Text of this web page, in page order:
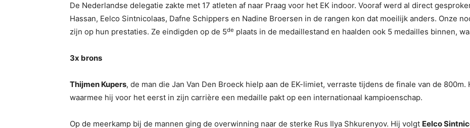
De Nederlandse delegatie zakte met 17 atleten af naar Praag voor het EK indoor. Vooraf werd al direct
Hassan, Eelco Sintnicolaas, Dafne Schippers en Nadine Broersen in de rangen kon dat moeilijk anders. Onze
zijn op hun prestaties. Ze eindigden op de 5de plaats in de medaillestand en haalden ook 5 medailles binnen,
3x brons
Thijmen Kupers, de man die Jan Van Den Broeck hielp aan de EK-limiet, verraste tijdens de finale van de
waarmee hij voor het eerst in zijn carrière een medaille pakt op een internationaal kampioenschap.
Op de meerkamp bij de mannen ging de overwinning naar de sterke Rus Ilya Shkurenyov. Hij volgt Eelco